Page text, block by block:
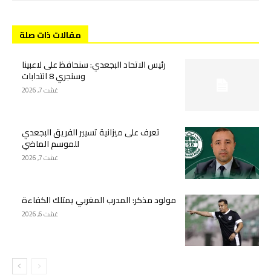
مقالات ذات صلة
رئيس الاتحاد البجعدي: سنحافظ على لاعبينا
وسنجري 8 انتدابات
غشت 7, 2026
تعرف على ميزانية تسيير الفريق البجعدي
للموسم الماضي
غشت 7, 2026
مولود مذكر: المدرب المغربي يمتلك الكفاءة
غشت 6, 2026